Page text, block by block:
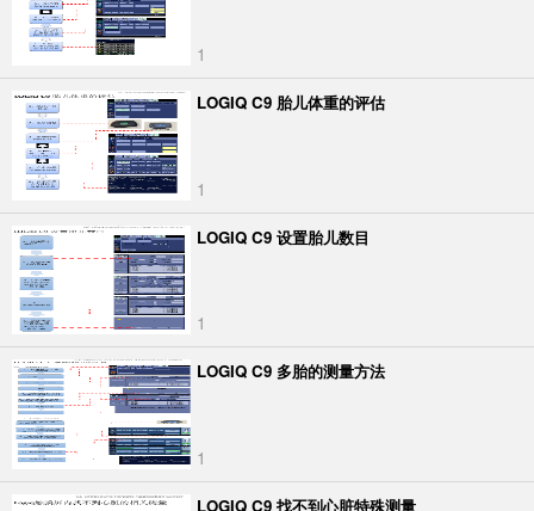
1
LOGIQ C9 胎儿体重的评估
1
LOGIQ C9 设置胎儿数目
1
LOGIQ C9 多胎的测量方法
1
LOGIQ C9 找不到心脏特殊测量